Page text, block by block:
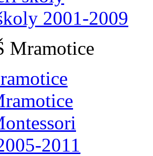
2001-2009
Mramotice
2011